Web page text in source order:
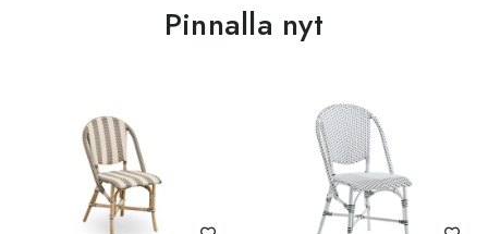
Pinnalla nyt